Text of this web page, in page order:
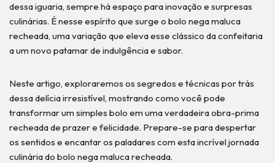
dessa iguaria, sempre há espaço para inovação e surpresas
culinárias. É nesse espírito que surge o bolo nega maluca
recheada, uma variação que eleva esse clássico da confeitaria
a um novo patamar de indulgência e sabor.
Neste artigo, exploraremos os segredos e técnicas por trás
dessa delícia irresistível, mostrando como você pode
transformar um simples bolo em uma verdadeira obra-prima
recheada de prazer e felicidade. Prepare-se para despertar
os sentidos e encantar os paladares com esta incrível jornada
culinária do bolo nega maluca recheada.